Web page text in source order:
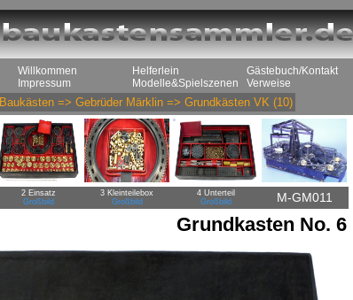
Willkommen
Impressum
Helferlein
Modelle&Spielszenen
Gästebuch/Kontakt
Verweise
Baukästen => Gebrüder Märklin => Grundkästen VK (10)
2 Einsatz
Großbild
3 Kleinteilebox
Großbild
4 Unterteil
Großbild
M-GM011
Grundkasten No. 6